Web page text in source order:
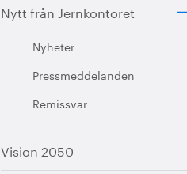
Nytt från Jernkontoret
Nyheter
Pressmeddelanden
Remissvar
Vision 2050